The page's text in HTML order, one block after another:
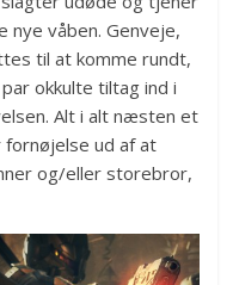
nye våben. Genveje,
til at komme rundt,
okkulte tiltag ind i
Alt i alt næsten et
fornøjelse ud af at
og/eller storebror,